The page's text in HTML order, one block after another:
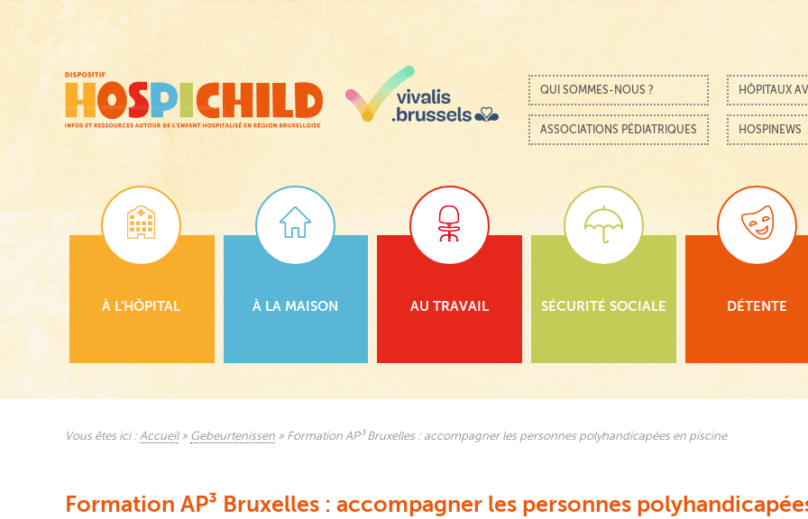
principal
Menu
Passer au contenu
QUI SOMMES-NOUS ? HÔPITAUX
ASSOCIATIONS PÉDIATRIQUES HOSPINEWS
À L’HÔPITAL À LA MAISON AU TRAVAIL SÉCURITÉ SOCIALE DÉTENTE
Vous êtes ici : Accueil» Gebeurtenissen » Formation AP³ Bruxelles : accompagner les personnes polyhandicapées en piscine
Formation AP³ Bruxelles : accompagner les personnes